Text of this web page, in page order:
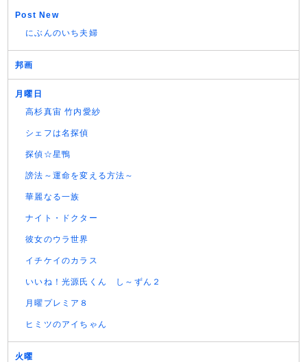
Post New
にぶんのいち夫婦
邦画
月曜日
高杉真宙 竹内愛紗
シェフは名探偵
探偵☆星鴨
謗法～運命を変える方法～
華麗なる一族
ナイト・ドクター
彼女のウラ世界
イチケイのカラス
いいね！光源氏くん し～ずん２
月曜プレミア８
ヒミツのアイちゃん
火曜